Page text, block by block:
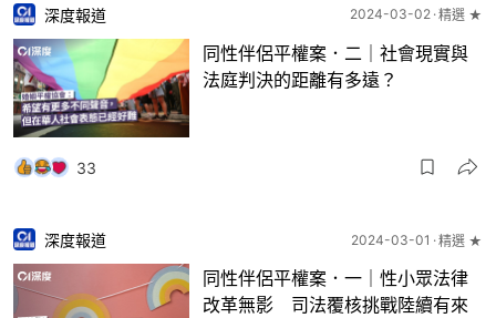
深度報道 2024-03-02 精選 ★
同性伴侶平權案．二｜社會現實與
法庭判決的距離有多遠？
33
深度報道 2024-03-01 精選 ★
同性伴侶平權案．一｜性小眾法律
改革無影 司法覆核挑戰陸續有來